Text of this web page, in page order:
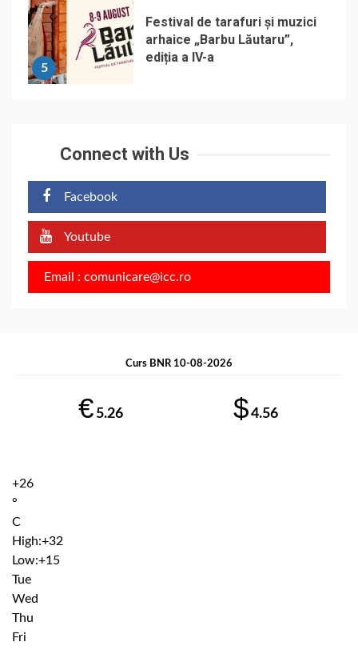
5
Festival de tarafuri și muzici
arhaice „Barbu Lăutaru”,
ediția a IV-a
Connect with Us
Facebook
Youtube
Email : comunicare@icc.ro
Curs BNR 10-08-2026
€ 5.26 $4.56
+26
°
C
High:+32
Low:+15
Tue
Wed
Thu
Fri